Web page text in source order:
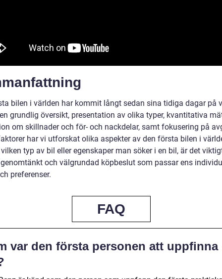
bilen i världen har kommit långt sedan sina tidiga dagar på
grundlig översikt, presentation av olika typer, kvantitativa
om skillnader och för- och nackdelar, samt fokusering på
har vi utforskat olika aspekter av den första bilen i
typ av bil eller egenskaper man söker i en bil, är det
och välgrundad köpbeslut som passar ens
preferenser.
FAQ
var den första personen att uppfinna